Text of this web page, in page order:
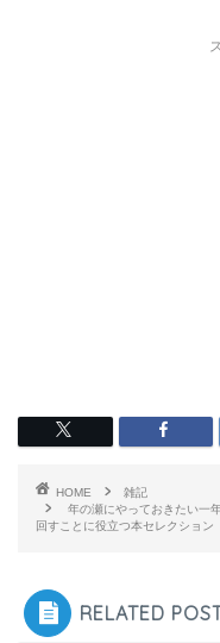
HOME
雑記
年の瀬にやっておきたい一
回すことに役立つ本セレクション
RELATED